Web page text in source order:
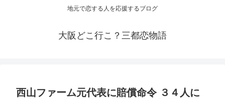
地元で恋する人を応援するブログ
大阪どこ行こ？三都恋物語
西山ファーム元代表に賠償命令 ３４人に